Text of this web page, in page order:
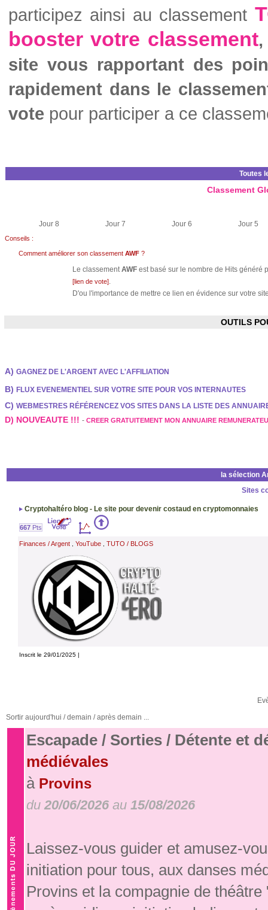
participez ainsi au classement
booster votre classement,
site vous rapportant des
rapidement dans le
vote pour participer a ce
Toutes
Classement
Jour 8 Jour 7 Jour 6 Jour 5
Conseils :
Comment améliorer son classement AWF ?
Le classementAWF est basé sur le nombre de Hits généré
[lien de vote].
D'ou l'importance de mettre ce lien en évidence sur votre
OUTILS
A) GAGNEZ DE L'ARGENT AVEC L'AFFILIATION
B) FLUX EVENEMENTIEL SUR VOTRE SITE POUR VOS INTERNAUTES
C) WEBMESTRES RÉFÉRENCEZ VOS SITES DANS LA LISTE DES
D) NOUVEAUTE !!! - CREER GRATUITEMENT MON ANNUAIRE
la sélection
Sites
Cryptohaltéro blog - Le site pour devenir costaud en cryptomonnaies
667Pts
Finances / Argent, YouTube, TUTO / BLOGS
Inscrit le 29/01/2025 |
Sortir aujourd'hui / demain / après demain ...
Escapade / Sorties / Détente et
médiévales
à Provins
du 20/06/2026 au 15/08/2026
Laissez-vous guider et amusez-
initiation pour tous, aux danses
Provins et la compagnie de